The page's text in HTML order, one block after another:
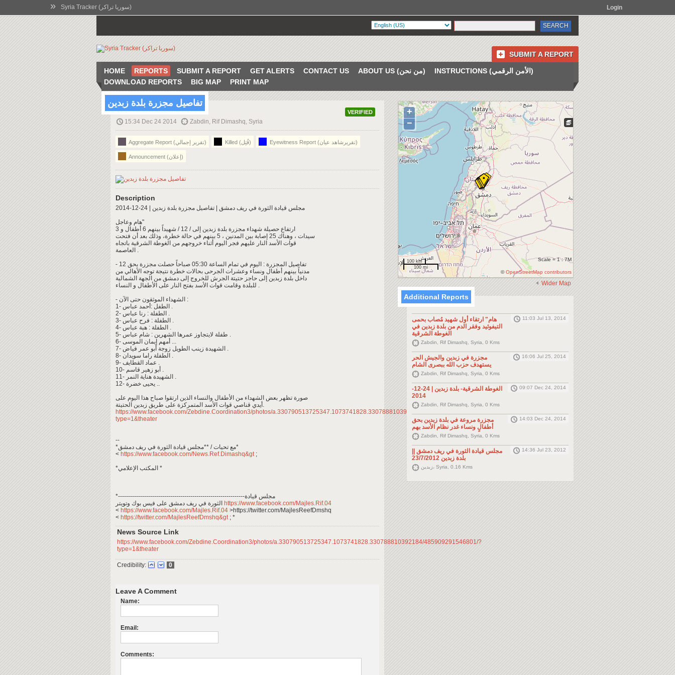
» Syria Tracker (سوريا تراكر) Login
SUBMIT A REPORT
HOME REPORTS SUBMIT A REPORT GET ALERTS CONTACT US ABOUT US (من نحن)
INSTRUCTIONS (الأمن الرقمي)
DOWNLOAD REPORTS
BIG MAP PRINT MAP
VERIFIED
تفاصيل مجزرة بلدة زبدين
15:34 Dec 24 2014 Zabdin, Rif Dimashq, Syria
Aggregate Report (تقرير إجمالي) Killed (قُتِل) Eyewitness Report (تقريرشاهد عيان)
Announcement (إعلان)
Description
مجلس قيادة الثورة في ريف دمشق | تفاصيل مجزرة بلدة زبدين | 24-12-2014
هام وعاجل"
ارتفاع حصيلة شهداء مجزرة بلدة زبدين إلى / 12 / شهيداً بينهم 6 أطفال و 3
سيدات ، وهناك 25 إصابة بين المدنين ، 5 بينهم في حالة خطرة، وذلك بعد أن فتحت
قوات الأسد النار عليهم فجر اليوم أثناء خروجهم من الغوطة الشرقية باتجاه
العاصمة .
- تفاصيل المجزرة : اليوم في تمام الساعة 05:30 صباحاً حصلت مجزرة بحق 12
مدنياً بينهم أطفال ونساء وعشرات الجرحى بحالات خطرة نتيجة توجه الأهالي من
داخل بلدة زبدين إلى حاجز حتيتة الجرش للخروج إلى دمشق من الجهة الشمالية
للبلدة وقامت قوات الأسد بفتح النار على الأطفال و النساء .
- الشهداء الموثقون حتى الآن :
1- الطفل :أحمد عباس .
2- الطفلة : رنا عباس .
3- الطفلة : فرح عباس .
4- الطفلة : هبة عباس .
5- طفلة لايتجاوز عمرها الشهرين : شام عباس .
6- أمهم إيمان الموسى ...
7- الشهيدة زينب الطويل زوجة أبو عمر فياض .
8- الطفلة راما سويدان .
9- عماد القطايف .
10- أبو زهير قاسم .
11- الشهيدة هناية النمر .
12- يحيى خضرة ..
صورة تظهر بعض الشهداء من الأطفال والنساء الذين ارتقوا صباح هذا اليوم على
أيدي قناصي قوات الأسد المتمركزة على طريق زبدين الحتيتة.
https://www.facebook.com/Zebdine.Coordination3/photos/a.330790513725347.1073741828.330788810392184/485909291546801/?
type=1&theater
--
*مع تحيات / **مجلس قيادة الثورة في ريف دمشق*
< https://www.facebook.com/News.Ref.Dimashq&gt ;
*المكتب الإعلامي *
*---------------------------------------------------------------مجلس قيادة
الثورة في ريف دمشق على فيس بوك وتويتر
https://www.facebook.com/Majles.Rif.04
< https://www.facebook.com/Majles.Rif.04 >https://twitter.com/MajlesReefDmshq
< https://twitter.com/MajlesReefDmshq&gt ; *
News Source Link
https://www.facebook.com/Zebdine.Coordination3/photos/a.330790513725347.1073741828.330788810392184/485909291546801/?
type=1&theater
Credibility: 0
Leave A Comment
Name:
Email:
Comments:
+
−
100 km
100 mi
Scale = 1 : 7M
©OpenStreetMap contributors
Wider Map
Additional Reports
هام" ارتقاء أول شهيد مُصاب بحمى
التيفوئيد وفقر الدم من بلدة زبدين في
الغوطة الشرقية
11:03 Jul 13, 2014
Zabdin, Rif Dimashq, Syria, 0 Kms
مجزرة في زبدين والجيش الحر
يستهدف حزب الله ببصرى الشام
16:06 Jul 25, 2014
Zabdin, Rif Dimashq, Syria, 0 Kms
الغوطة الشرقية- بلدة زبدين | 24-12-
2014
09:07 Dec 24, 2014
Zabdin, Rif Dimashq, Syria, 0 Kms
مجزرة مروعة في بلدة زبدين بحق
أطفالٍ ونساء غدر نظام الأسد بهم
14:03 Dec 24, 2014
Zabdin, Rif Dimashq, Syria, 0 Kms
مجلس قيادة الثورة في ريف دمشق ||
بلدة زبدين 23/7/2012
14:36 Jul 23, 2012
زبدين، Syria, 0.16 Kms